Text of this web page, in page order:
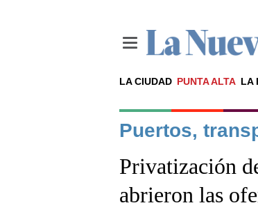
LA CIUDAD PUNTA ALTA LA
Noticias
Puertos,
Privatización
abrieron las